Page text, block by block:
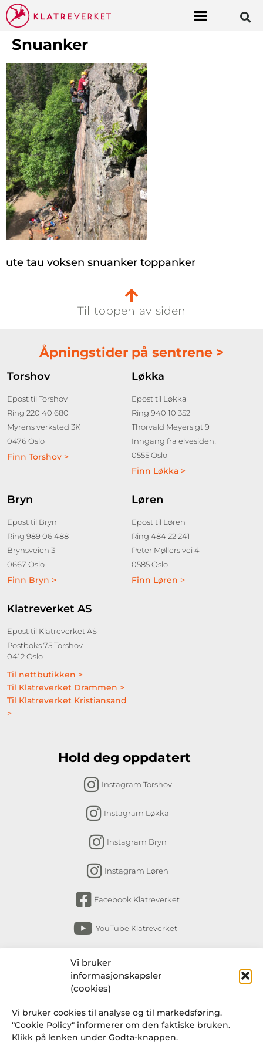
Vi bruker
informasjonskapsler
(cookies)
Vi bruker cookies til analyse og til markedsføring.
"Cookie Policy" informerer om den faktiske bruken.
Klikk på lenken under Godta-knappen.
Snuanker
ute tau voksen snuanker toppanker
Til toppen av siden
Åpningstider på sentrene >
Torshov
Epost til Torshov
Ring 220 40 680
Myrens verksted 3K
0476 Oslo
Finn Torshov >
Løkka
Epost til Løkka
Ring 940 10 352
Thorvald Meyers gt 9
Inngang fra elvesiden!
0555 Oslo
Finn Løkka >
Bryn
Epost til Bryn
Ring 989 06 488
Brynsveien 3
0667 Oslo
Finn Bryn >
Løren
Epost til Løren
Ring 484 22 241
Peter Møllers vei 4
0585 Oslo
Finn Løren >
Klatreverket AS
Epost til Klatreverket AS
Postboks 75 Torshov
0412 Oslo
Til nettbutikken >
Til Klatreverket Drammen >
Til Klatreverket Kristiansand
>
Hold deg oppdatert
Instagram Torshov
Instagram Løkka
Instagram Bryn
Instagram Løren
Facebook Klatreverket
YouTube Klatreverket
Abonner på nyhetsbrev
Få nyheter fra Klatreverket Torshov, Bryn,
endringer i rutiner og en gang i blant et
knakende godt tilbud fra Klatresjappa.